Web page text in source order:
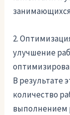
2.
улучшение
В результате
количество
выполнением